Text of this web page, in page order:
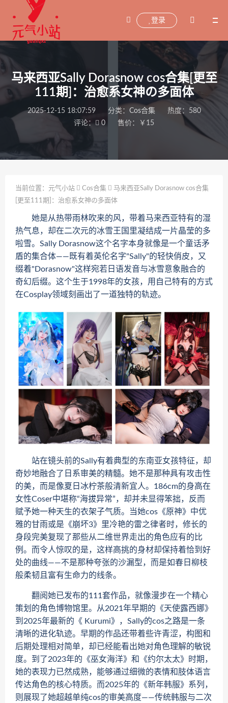
登录
马来西亚Sally Dorasnow cos合集[更至
111期]：治愈系女神の多面体
2025-12-15 18:07:59 分类： Cos合集
热度：580
评论：
0 售价：￥15
当前位置： 元气小站 Cos合集
马来西亚Sally Dorasnow cos合集
[更至111期]：治愈系女神の多面体
她是从热带雨林吹来的风，带着马来西亚特有的湿
热气息，却在二次元的冰雪王国里凝结成一片晶莹的多
啦雪。Sally Dorasnow这个名字本身就像是一个童话矛
盾的集合体——既有着英伦名字"Sally"的轻快俏皮，又
缀着"Dorasnow"这样宛若日语发音与冰雪意象融合的
奇幻后缀。这个生于1998年的女孩，用自己特有的方式
在Cosplay领域刻画出了一道独特的轨迹。
站在镜头前的Sally有着典型的东南亚女孩特征，却
奇妙地融合了日系审美的精髓。她不是那种具有攻击性
的美，而是像夏日冰柠茶般清新宜人。186cm的身高在
女性Coser中堪称“海拔异常”，却并未显得笨拙，反而
赋予她一种天生的衣架子气质。当她cos《原神》中优
雅的甘雨或是《崩坏3》里冷艳的雷之律者时，修长的
身段完美复现了那些从二维世界走出的角色应有的比
例。而令人惊叹的是，这样高挑的身材却保持着恰到好
处的曲线——不是那种夸张的沙漏型，而是如春日柳枝
般柔韧且富有生命力的线条。
翻阅她已发布的111套作品，就像漫步在一个精心
策划的角色博物馆里。从2021年早期的《天使露西娜》
到2025年最新的《 Kurumi》，Sally的cos之路是一条
清晰的进化轨迹。早期的作品还带着些许青涩，构图和
后期处理相对简单，却已经能看出她对角色理解的敏锐
度。到了2023年的《巫女海洋》和《约尔太太》时期，
她的表现力已然成熟，能够通过细微的表情和肢体语言
传达角色的核心特质。而2025年的《新年韩服》系列，
则展现了她超越单纯cos的审美高度——传统韩服与二次